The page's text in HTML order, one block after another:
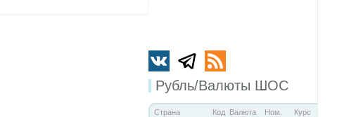
Рубль/Валюты ШОС
Страна Код Валюта Ном. Курс